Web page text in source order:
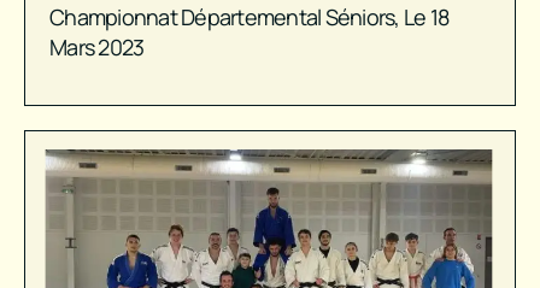
Championnat Départemental Séniors, Le 18
Mars 2023